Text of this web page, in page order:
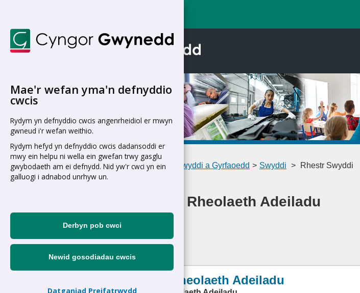
Swyddi
Cartref > Y Cyngor Swyddi a Gyrfaoedd > Swyddi > Rhestr Swyddi
Cynllunio a Rheolaeth Adeiladu
1
Swyddog Rheolaeth Adeiladu
Mae'r wefan yma'n defnyddio
cwcis
Rydym yn defnyddio cwcis angenrheidiol er mwyn
gwneud i'r wefan weithio.
Rydym hefyd yn defnyddio cwcis dadansoddi er
mwy ein helpu ni wella ein gwefan trwy gasglu
gwybodaeth am ei defnydd. Nid yw'r cwci yn ein
galluogi i adnabod unrhyw un.
Derbyn pob cwci
Newid gosodiadau cwcis
Datganiad Preifatrwydd